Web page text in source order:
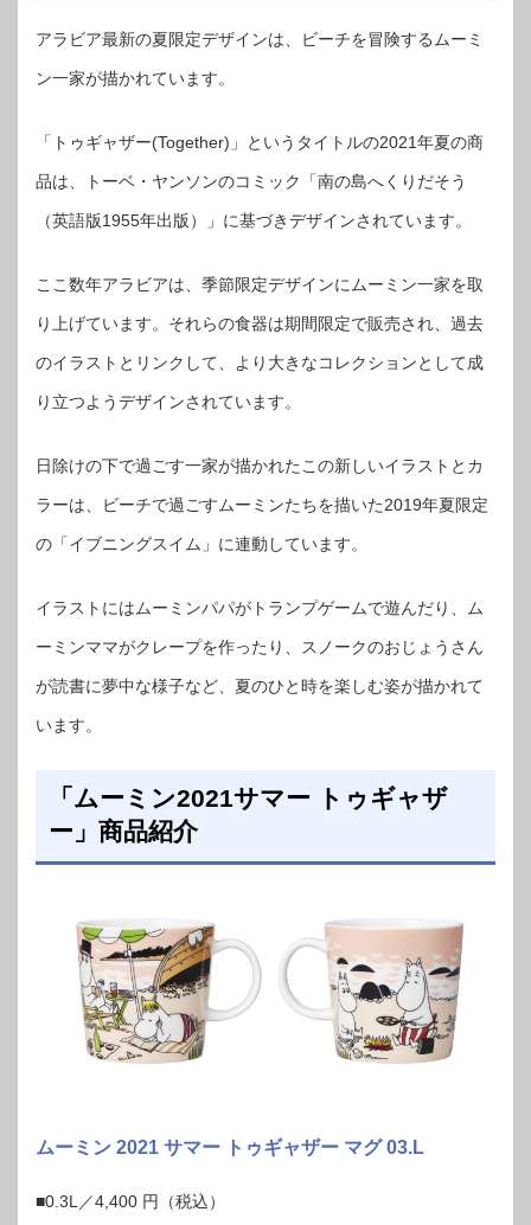
アラビア最新の夏限定デザインは、ビーチを冒険するムーミ
ン一家が描かれています。
「トゥギャザー(Together)」というタイトルの2021年夏の商
品は、トーベ・ヤンソンのコミック「南の島へくりだそう
（英語版1955年出版）」に基づきデザインされています。
ここ数年アラビアは、季節限定デザインにムーミン一家を取
り上げています。それらの食器は期間限定で販売され、過去
のイラストとリンクして、より大きなコレクションとして成
り立つようデザインされています。
日除けの下で過ごす一家が描かれたこの新しいイラストとカ
ラーは、ビーチで過ごすムーミンたちを描いた2019年夏限定
の「イブニングスイム」に連動しています。
イラストにはムーミンパパがトランプゲームで遊んだり、ム
ーミンママがクレープを作ったり、スノークのおじょうさん
が読書に夢中な様子など、夏のひと時を楽しむ姿が描かれて
います。
「ムーミン2021サマー トゥギャザ
ー」商品紹介
ムーミン 2021 サマー トゥギャザー マグ 03.L
■0.3L／4,400 円（税込）